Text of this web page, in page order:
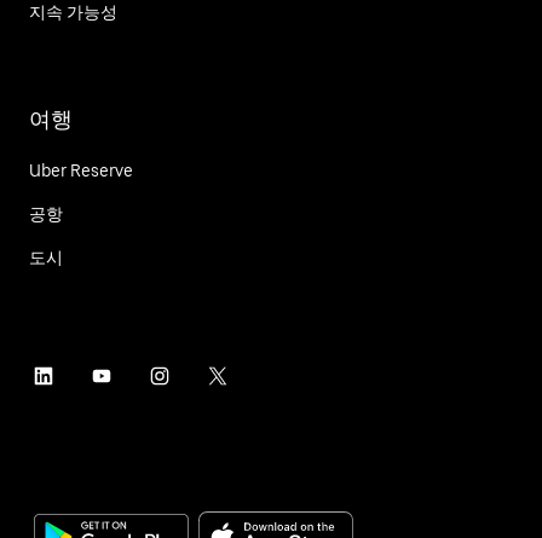
지속 가능성
여행
Uber Reserve
공항
도시